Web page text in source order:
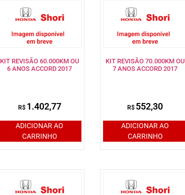
KIT REVISÃO 60.000KM OU
6 ANOS ACCORD 2017
R$ 1.402,77
ADICIONAR AO
CARRINHO
KIT REVISÃO 70.000KM OU
7 ANOS ACCORD 2017
R$ 552,30
ADICIONAR AO
CARRINHO